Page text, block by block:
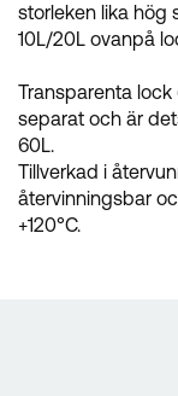
storleken lika hög
10L/20L ovanpå
Transparenta lock
separat och är
60L.
Tillverkad i
återvinningsbar
+120°C.